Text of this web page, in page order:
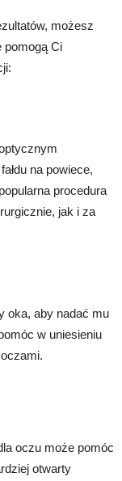
możesz
pomogą Ci
na powiece,
procedura
jak i za
oka, aby nadać mu
w uniesieniu
oczu może pomóc
otwarty